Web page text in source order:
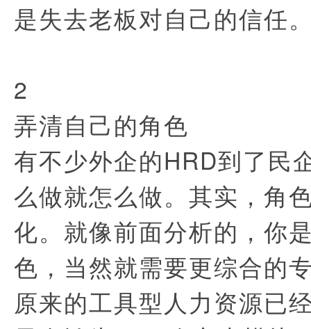
是失去老板对自己的信任
2
弄清自己的角色
有不少外企的HRD到了民
么做就怎么做。其实，角
化。就像前面分析的，你
色，当然就需要更综合的
原来的工具型人力资源已